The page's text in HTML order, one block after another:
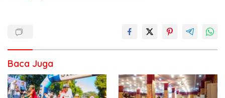
Baca Juga